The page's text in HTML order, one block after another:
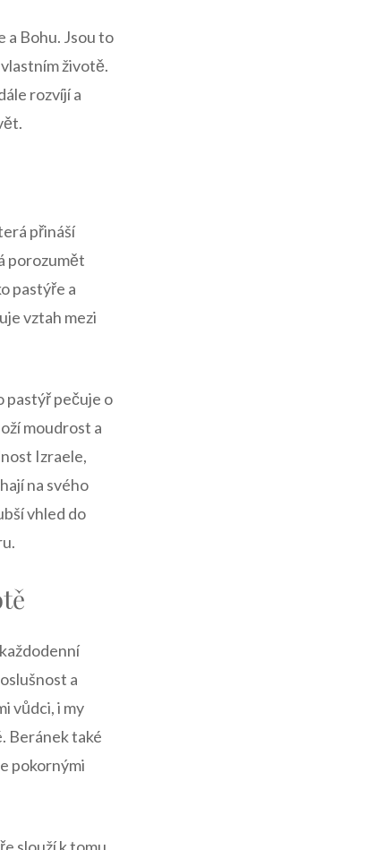
a Bohu. Jsou to
životě.
rozvíjí a
přináší
porozumět
pastýře a
vztah mezi
pastýř pečuje o
moudrost a
Izraele,
na svého
vhled do
a
vůdci, i my
Beránek také
pokornými